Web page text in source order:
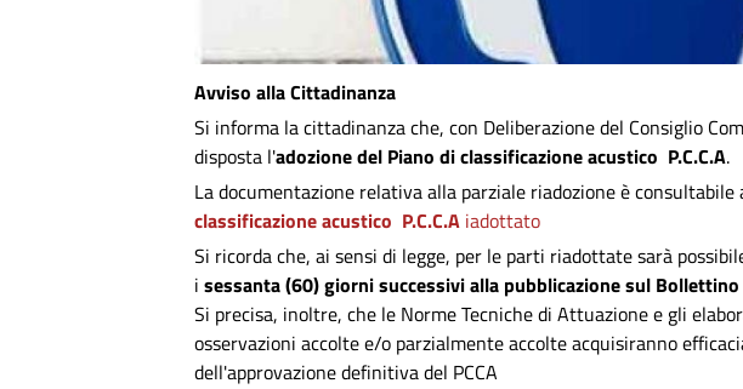
Avviso alla Cittadinanza
Si informa la cittadinanza che, con Deliberazione del Consiglio
disposta l'adozione del Piano di classificazione acustico P.C.C.A.
La documentazione relativa alla parziale riadozione è
classificazione acustico P.C.C.A iadottato
Si ricorda che, ai sensi di legge, per le parti riadottate sarà
i sessanta (60) giorni successivi alla pubblicazione sul Bollettino
Si precisa, inoltre, che le Norme Tecniche di Attuazione e gli
osservazioni accolte e/o parzialmente accolte acquisiranno
dell'approvazione definitiva del PCCA